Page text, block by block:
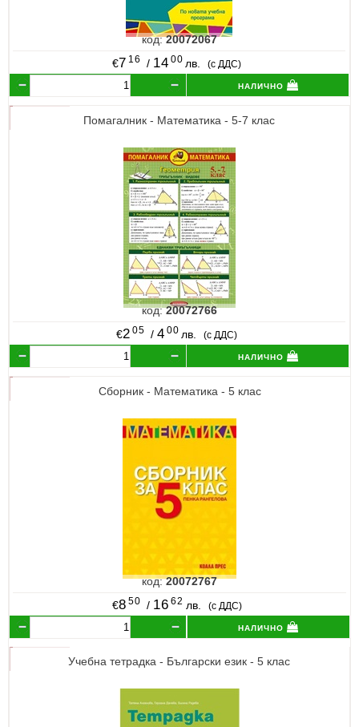
код:20072067
€7 16 / 14 00 лв. (с ДДС)
налично
Помагалник - Математика - 5-7 клас
код:20072766
€2 05 / 4 00 лв. (с ДДС)
налично
Сборник - Математика - 5 клас
код:20072767
€8 50 / 16 62 лв. (с ДДС)
налично
Учебна тетрадка - Български език - 5 клас